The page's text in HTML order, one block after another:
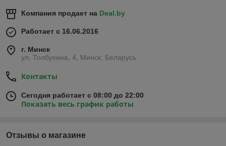
Компания продает на Deal.by
Работает с 16.06.2016
г. Минск
ул. Толбухина, 4, Минск, Беларусь
Контакты
Сегодня работает с 08:00 до 22:00
Показать весь график работы
Отзывы о магазине